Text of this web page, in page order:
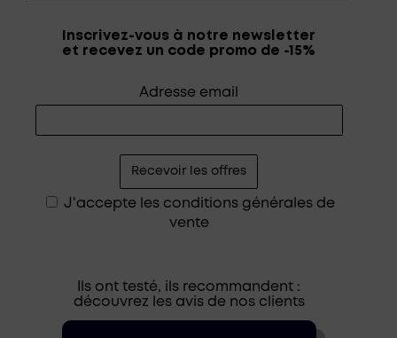
Inscrivez-vous à notre newsletter
et recevez un code promo de -15%
Adresse email
J'accepte les conditions générales de
vente
Ils ont testé, ils recommandent :
découvrez les avis de nos clients